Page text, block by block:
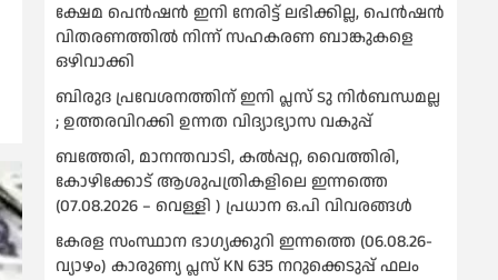
ക്ഷേമ പെൻഷൻ ഇനി നേരിട്ട് ലഭിക്കില്ല, പെൻഷൻ
വിതരണത്തില്‍ നിന്ന് സഹകരണ ബാങ്കുകളെ
ഒഴിവാക്കി
ബിരുദ പ്രവേശനത്തിന് ഇനി പ്ലസ് ടു നിര്‍ബന്ധമല്ല
; ഉത്തരവിറക്കി ഉന്നത വിദ്യാഭ്യാസ വകുപ്പ്
ബത്തേരി, മാനന്തവാടി, കൽപ്പറ്റ, വൈത്തിരി,
കോഴിക്കോട് ആശുപത്രികളിലെ ഇന്നത്തെ
(07.08.2026 – വെള്ളി ) പ്രധാന ഒ.പി വിവരങ്ങൾ
കേരള സംസ്ഥാന ഭാഗ്യക്കുറി ഇന്നത്തെ (06.08.26-
വ്യാഴം) കാരുണ്യ പ്ലസ് KN 635 നറുക്കെടുപ്പ് ഫലം